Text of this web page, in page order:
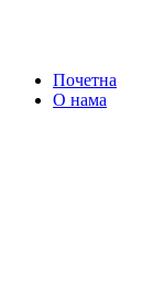
Почетна
О нама